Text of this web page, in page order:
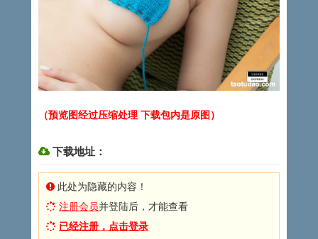
（预览图经过压缩处理 下载包内是原图）
下载地址：
此处为隐藏的内容！
注册会员并登陆后，才能查看
已经注册，点击登录